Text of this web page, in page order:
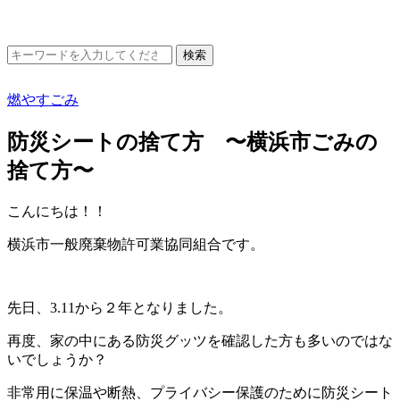
燃やすごみ
防災シートの捨て方 〜横浜市ごみの
捨て方〜
こんにちは！！
横浜市一般廃棄物許可業協同組合です。
先日、3.11から２年となりました。
再度、家の中にある防災グッツを確認した方も多いのではな
いでしょうか？
非常用に保温や断熱、プライバシー保護のために防災シート